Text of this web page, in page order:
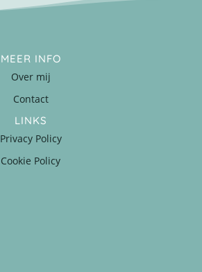
MEER INFO
Over mij
Contact
LINKS
Privacy Policy
Cookie Policy